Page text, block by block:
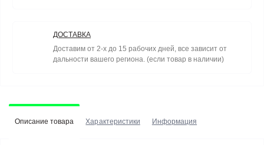
ДОСТАВКА
Доставим от 2-х до 15 рабочих дней, все зависит от
дальности вашего региона. (если товар в наличии)
Описание товара Характеристики Информация